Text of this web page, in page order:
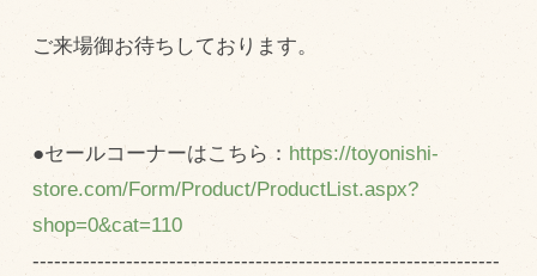
ご来場御お待ちしております。
●セールコーナーはこちら： https://toyonishi-
store.com/Form/Product/ProductList.aspx?
shop=0&cat=110
-----------------------------------------------------------------
取り扱い店
飲食店
その他
マップから探す